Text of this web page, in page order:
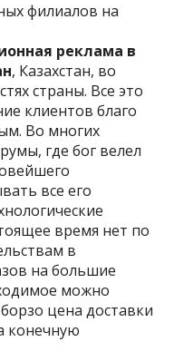
филиалов на
реклама в
, Казахстан, во
страны. Все это
клиентов благо
Во многих
где бог велел
все его
время нет по
в
на большие
можно
цена доставки
конечную